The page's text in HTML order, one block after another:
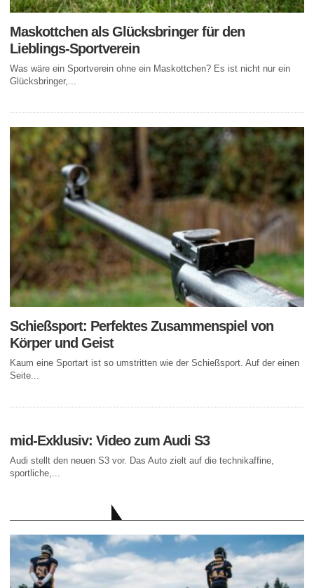
Maskottchen als Glücksbringer für den
Lieblings-Sportverein
Was wäre ein Sportverein ohne ein Maskottchen? Es ist nicht nur ein
Glücksbringer,...
Schießsport: Perfektes Zusammenspiel von
Körper und Geist
Kaum eine Sportart ist so umstritten wie der Schießsport. Auf der einen
Seite...
mid-Exklusiv: Video zum Audi S3
Audi stellt den neuen S3 vor. Das Auto zielt auf die technikaffine,
sportliche,...